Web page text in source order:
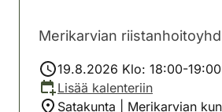
Merikarvian
19.8.2026 Klo: 18:00-19:00
Lisää kalenteriin
Satakunta | Merikarvian